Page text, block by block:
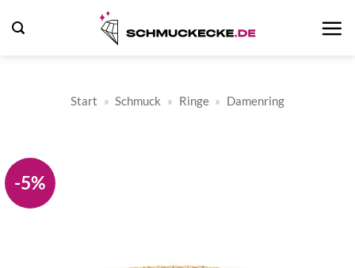
Inhalt
Start » Schmuck » Ringe » Damenring
-5%